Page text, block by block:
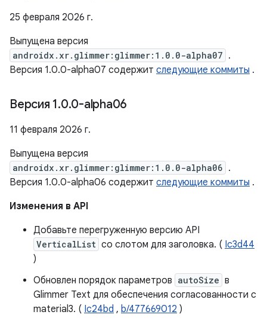
25 февраля 2026 г.
Выпущена версия
androidx.xr.glimmer:glimmer:1.0.0-alpha07 .
Версия 1.0.0-alpha07 содержит следующие коммиты .
Версия 1.0.0-alpha06
11 февраля 2026 г.
Выпущена версия
androidx.xr.glimmer:glimmer:1.0.0-alpha06 .
Версия 1.0.0-alpha06 содержит следующие коммиты .
Изменения в API
Добавьте перегруженную версию API
VerticalList со слотом для заголовка. ( Ic3d44
)
Обновлен порядок параметров autoSize в
Glimmer Text для обеспечения согласованности с
material3. ( Ic24bd , b/477669012 )